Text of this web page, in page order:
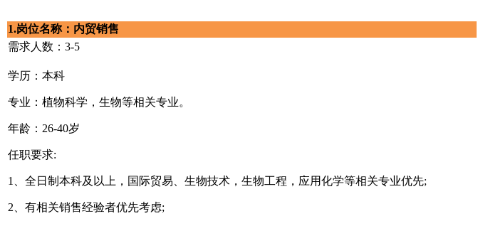
1.岗位名称：内贸销售
需求人数：3-5
学历：本科
专业：植物科学，生物等相关专业。
年龄：26-40岁
任职要求:
1、全日制本科及以上，国际贸易、生物技术，生物工程，应用化学等相关专业优先;
2、有相关销售经验者优先考虑;